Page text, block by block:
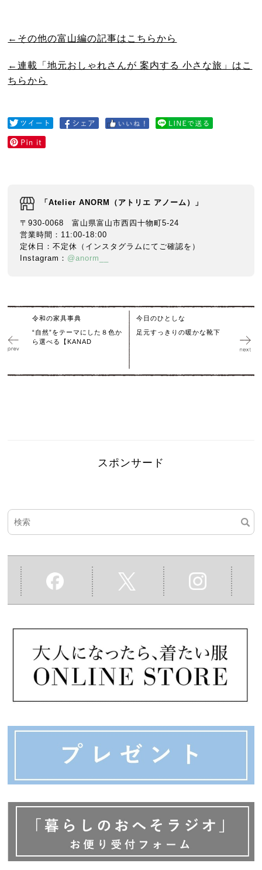
←その他の富山編の記事はこちらから
←連載「地元おしゃれさんが 案内する 小さな旅」はこ
ちらから
「Atelier ANORM（アトリエ アノーム）」
〒930-0068 富山県富山市西四十物町5-24
営業時間：11:00-18:00
定休日：不定休（インスタグラムにてご確認を）
Instagram： @anorm__
令和の家具事典
“自然”をテーマにした８色か
ら選べる【KANAD
今日のひとしな
足元すっきりの暖かな靴下
スポンサード